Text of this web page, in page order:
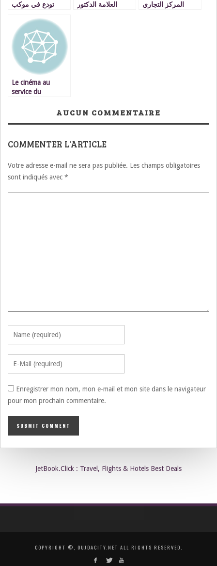
تودع في موكب
شباب 20 فبراير
العلامة الدكتور
المركز التجاري
Le cinéma au
service du
AUCUN COMMENTAIRE
COMMENTER L'ARTICLE
Votre adresse e-mail ne sera pas publiée. Les champs obligatoires
sont indiqués avec *
Enregistrer mon nom, mon e-mail et mon site dans le navigateur
pour mon prochain commentaire.
JetBook.Click : Travel, Flights & Hotels Best Deals
COPYRIGHT ©, OUJDACITY.NET ALL RIGHTS RESERVED.